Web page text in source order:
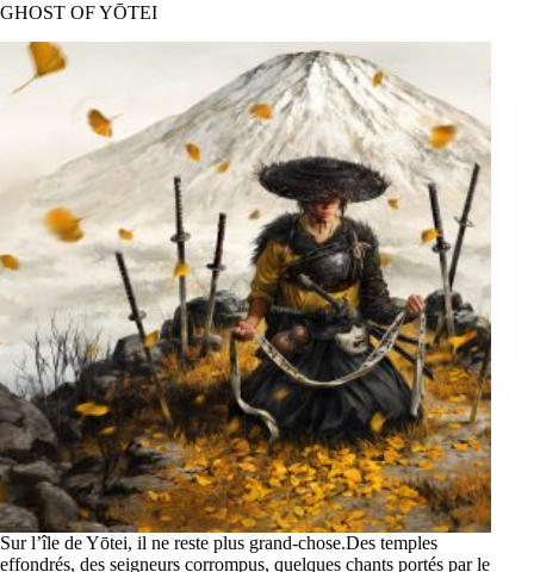
GHOST OF YŌTEI
Sur l’île de Yōtei, il ne reste plus grand-chose.Des temples
effondrés, des seigneurs corrompus, quelques chants portés par le